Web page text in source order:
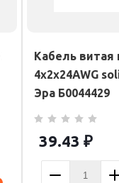
Кабель витая
4х2х24AWG
Эра Б0044429
39.43 ₽